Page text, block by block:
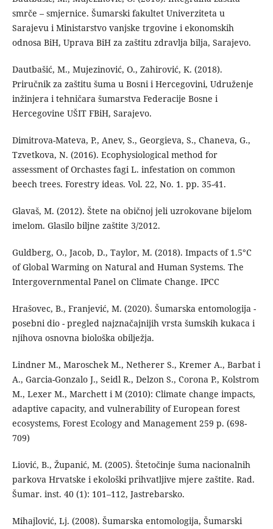
smrče – smjernice. Šumarski fakultet Univerziteta u
Sarajevu i Ministarstvo vanjske trgovine i ekonomskih
odnosa BiH, Uprava BiH za zaštitu zdravlja bilja, Sarajevo.
Dautbašić, M., Mujezinović, O., Zahirović, K. (2018).
Priručnik za zaštitu šuma u Bosni i Hercegovini, Udruženje
inžinjera i tehničara šumarstva Federacije Bosne i
Hercegovine UŠIT FBiH, Sarajevo.
Dimitrova-Mateva, P., Anev, S., Georgieva, S., Chaneva, G.,
Tzvetkova, N. (2016). Ecophysiological method for
assessment of Orchastes fagi L. infestation on common
beech trees. Forestry ideas. Vol. 22, No. 1. pp. 35-41.
Glavaš, M. (2012). Štete na običnoj jeli uzrokovane bijelom
imelom. Glasilo biljne zaštite 3/2012.
Guldberg, O., Jacob, D., Taylor, M. (2018). Impacts of 1.5°C
of Global Warming on Natural and Human Systems. The
Intergovernmental Panel on Climate Change. IPCC
Hrašovec, B., Franjević, M. (2020). Šumarska entomologija -
posebni dio - pregled najznačajnijih vrsta šumskih kukaca i
njihova osnovna biološka obilježja.
Lindner M., Maroschek M., Netherer S., Kremer A., Barbat i
A., Garcia-Gonzalo J., Seidl R., Delzon S., Corona P., Kolstrom
M., Lexer M., Marchett i M (2010): Climate change impacts,
adaptive capacity, and vulnerability of European forest
ecosystems, Forest Ecology and Management 259 p. (698-
709)
Liović, B., Županić, M. (2005). Štetočinje šuma nacionalnih
parkova Hrvatske i ekološki prihvatljive mjere zaštite. Rad.
Šumar. inst. 40 (1): 101–112, Jastrebarsko.
Mihajlović, Lj. (2008). Šumarska entomologija, Šumarski